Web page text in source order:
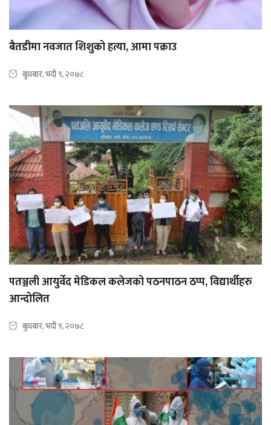
बैतडीमा नवजात शिशुको हत्या, आमा पक्राउ
बुधबार, भदौ ९, २०७८
पतञ्जली आयुर्वेद मेडिकल कलेजको पठनपाठन ठप्प, विद्यार्थीहरु
आन्दोलित
बुधबार, भदौ ९, २०७८